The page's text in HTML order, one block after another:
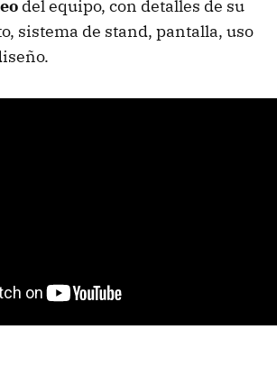
del equipo, con detalles de su
sistema de stand, pantalla, uso